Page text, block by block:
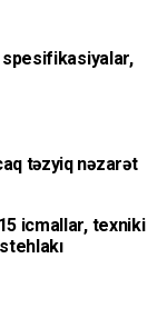
spesifikasiyalar,
təzyiq nəzarət
icmallar, texniki